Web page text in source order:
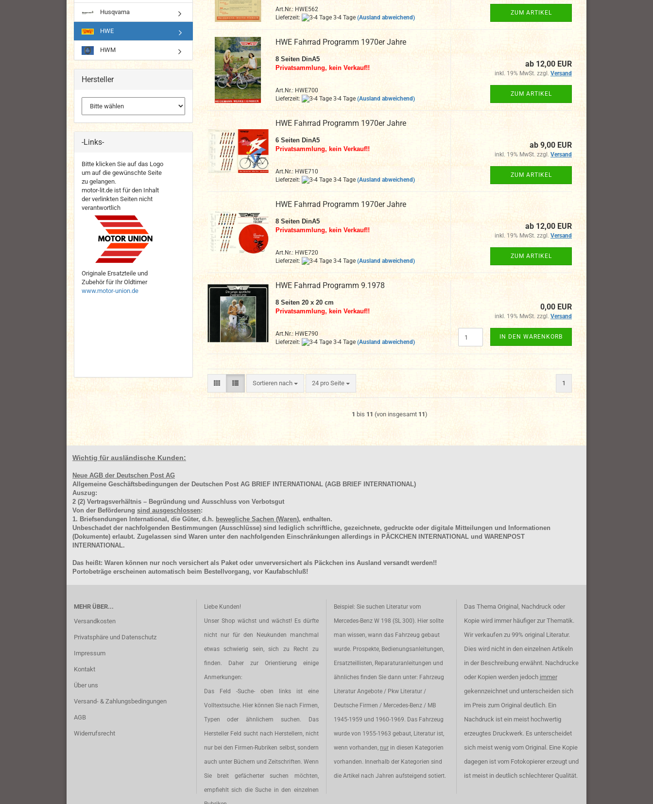
Art.Nr.: HWE562
Lieferzeit:
3-4 Tage (Ausland abweichend)
ZUM ARTIKEL
HWE Fahrrad Programm 1970er Jahre
8 Seiten DinA5
Privatsammlung, kein Verkauf!!
Art.Nr.: HWE700
Lieferzeit:
3-4 Tage (Ausland abweichend)
ab 12,00 EUR
inkl. 19% MwSt. zzgl. Versand
ZUM ARTIKEL
HWE Fahrrad Programm 1970er Jahre
6 Seiten DinA5
Privatsammlung, kein Verkauf!!
Art.Nr.: HWE710
Lieferzeit:
3-4 Tage (Ausland abweichend)
ab 9,00 EUR
inkl. 19% MwSt. zzgl. Versand
ZUM ARTIKEL
HWE Fahrrad Programm 1970er Jahre
8 Seiten DinA5
Privatsammlung, kein Verkauf!!
Art.Nr.: HWE720
Lieferzeit:
3-4 Tage (Ausland abweichend)
ab 12,00 EUR
inkl. 19% MwSt. zzgl. Versand
ZUM ARTIKEL
HWE Fahrrad Programm 9.1978
8 Seiten 20 x 20 cm
Privatsammlung, kein Verkauf!!
Art.Nr.: HWE790
Lieferzeit:
3-4 Tage (Ausland abweichend)
0,00 EUR
inkl. 19% MwSt. zzgl. Versand
IN DEN WARENKORB
Sortieren nach
Sortieren nach 24 pro Seite
pro Seite 1
1 bis 11 (von insgesamt 11)
Husqvarna
HWE
HWM
Hersteller
-Links-
Bitte klicken Sie auf das Logo
um auf die gewünschte Seite
zu gelangen.
motor-lit.de ist für den Inhalt
der verlinkten Seiten nicht
verantwortlich
Originale Ersatzteile und
Zubehör für Ihr Oldtimer
www.motor-union.de
Wichtig für ausländische Kunden:
Neue AGB der Deutschen Post AG
Allgemeine Geschäftsbedingungen der Deutschen Post AG BRIEF INTERNATIONAL (AGB BRIEF INTERNATIONAL)
Auszug:
2 (2) Vertragsverhältnis – Begründung und Ausschluss von Verbotsgut
Von der Beförderung sind ausgeschlossen:
1. Briefsendungen International, die Güter, d.h. bewegliche Sachen (Waren), enthalten.
Unbeschadet der nachfolgenden Bestimmungen (Ausschlüsse) sind lediglich schriftliche, gezeichnete, gedruckte oder digitale Mitteilungen und Informationen
(Dokumente) erlaubt. Zugelassen sind Waren unter den nachfolgenden Einschränkungen allerdings in PÄCKCHEN INTERNATIONAL und WARENPOST
INTERNATIONAL.
Das heißt: Waren können nur noch versichert als Paket oder unverversichert als Päckchen ins Ausland versandt werden!!
Portobeträge erscheinen automatisch beim Bestellvorgang, vor Kaufabschluß!
MEHR ÜBER...
Versandkosten
Privatsphäre und Datenschutz
Impressum
Kontakt
Über uns
Versand- & Zahlungsbedingungen
AGB
Widerrufsrecht
Liebe Kunden!
Unser Shop wächst und wächst! Es dürfte
nicht nur für den Neukunden manchmal
etwas schwierig sein, sich zu Recht zu
finden. Daher zur Orientierung einige
Anmerkungen:
Das Feld -Suche- oben links ist eine
Volltextsuche. Hier können Sie nach Firmen,
Typen oder ähnlichem suchen. Das
Hersteller Feld sucht nach Herstellern, nicht
nur bei den Firmen-Rubriken selbst, sondern
auch unter Büchern und Zeitschriften. Wenn
Sie breit gefächerter suchen möchten,
empfiehlt sich die Suche in den einzelnen
Beispiel: Sie suchen Literatur vom
Mercedes-Benz W 198 (SL 300). Hier sollte
man wissen, wann das Fahrzeug gebaut
wurde. Prospekte, Bedienungsanleitungen,
Ersatzteillisten, Reparaturanleitungen und
ähnliches finden Sie dann unter: Fahrzeug
Literatur Angebote / Pkw Literatur /
Deutsche Firmen / Mercedes-Benz / MB
1945-1959 und 1960-1969. Das Fahrzeug
wurde von 1955-1963 gebaut, Literatur ist,
wenn vorhanden, nur in diesen Kategorien
vorhanden. Innerhalb der Kategorien sind
die Artikel nach Jahren aufsteigend sotiert.
Das Thema Original, Nachdruck oder
Kopie wird immer häufiger zur Thematik.
Wir verkaufen zu 99% original Literatur.
Dies wird nicht in den einzelnen Artikeln
in der Beschreibung erwähnt. Nachdrucke
oder Kopien werden jedoch immer
gekennzeichnet und unterscheiden sich
im Preis zum Original deutlich. Ein
Nachdruck ist ein meist hochwertig
erzeugtes Druckwerk. Es unterscheidet
sich meist wenig vom Original. Eine Kopie
dagegen ist vom Fotokopierer erzeugt und
ist meist in deutlich schlechterer Qualität.